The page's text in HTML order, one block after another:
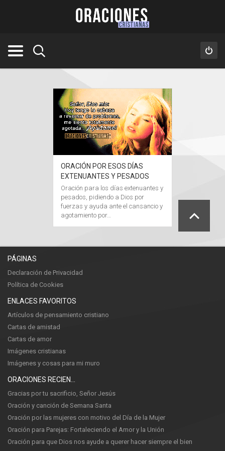
ORACIÓN POR ESOS DÍAS
EXTENUANTES Y PESADOS
Oración para los días extenuantes y
pesados, pidiendo a Dios por
fuerzas y ayuda ante el cansancio y
agotamiento por…
PÁGINAS
Declaración de Privacidad
Política de Cookies
ENLACES FAVORITOS
Artículos de pensamiento cristiano
Cartas de amistad
Cartas de amor
Imágenes cristianas
Imágenes y cosas para mi muro
Gracias por tu sacrificio, Señor Jesús
Oración y canción de Semana Santa
Oración por las mujeres con motivo del Día de la Mujer
Oración para Parejas: Fortaleciendo el Amor y la Unión
Oración para que Dios nos ayude a querer hacer siempre el bien